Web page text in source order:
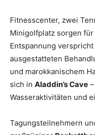
Fitnesscenter, zwei
Minigolfplatz sorgen
Entspannung verspricht
ausgestatteten
und marokkanischem
sich in Aladdin’s Cave
Wasseraktivitäten und
Tagungsteilnehmern